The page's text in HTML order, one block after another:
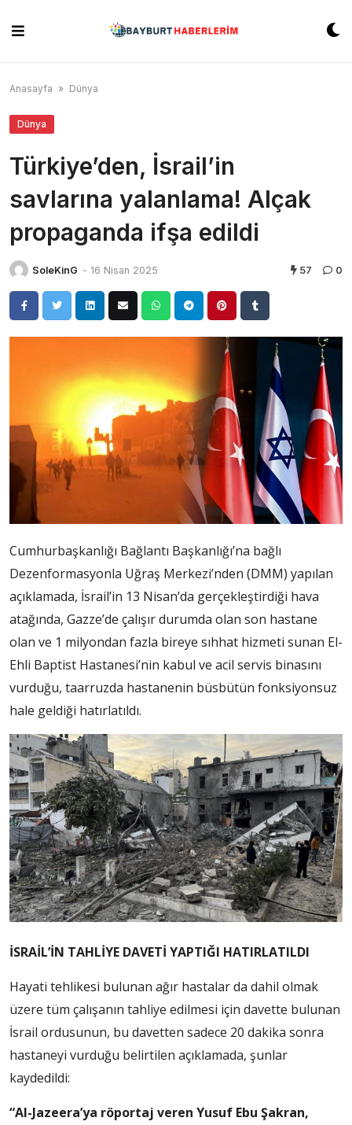
content
Anasayfa » Dünya
Dünya
Türkiye’den, İsrail’in
savlarına yalanlama! Alçak
propaganda ifşa edildi
SoleKinG - 16 Nisan 2025 57 0
Cumhurbaşkanlığı Bağlantı Başkanlığı’na bağlı
Dezenformasyonla Uğraş Merkezi’nden (DMM) yapılan
açıklamada, İsrail’in 13 Nisan’da gerçekleştirdiği hava
atağında, Gazze’de çalışır durumda olan son hastane
olan ve 1 milyondan fazla bireye sıhhat hizmeti sunan El-
Ehli Baptist Hastanesi’nin kabul ve acil servis binasını
vurduğu, taarruzda hastanenin büsbütün fonksiyonsuz
hale geldiği hatırlatıldı.
İSRAİL’İN TAHLİYE DAVETİ YAPTIĞI HATIRLATILDI
Hayati tehlikesi bulunan ağır hastalar da dahil olmak
üzere tüm çalışanın tahliye edilmesi için davette bulunan
İsrail ordusunun, bu davetten sadece 20 dakika sonra
hastaneyi vurduğu belirtilen açıklamada, şunlar
kaydedildi:
“Al-Jazeera’ya röportaj veren Yusuf Ebu Şakran,